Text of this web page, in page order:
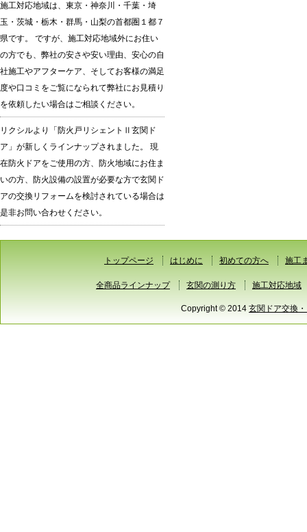
施工対応地域は、東京・神奈川・千葉・埼
玉・茨城・栃木・群馬・山梨の首都圏１都７
県です。 ですが、施工対応地域外にお住い
の方でも、弊社の安さや安い理由、安心の自
社施工やアフターケア、そしてお客様の満足
度や口コミをご覧になられて弊社にお見積り
を依頼したい場合はご相談ください。
リクシルより「防火戸リシェントⅡ玄関ド
ア」が新しくラインナップされました。 現
在防火ドアをご使用の方、防火地域にお住ま
いの方、防火設備の設置が必要な方で玄関ド
アの交換リフォームを検討されている場合は
是非お問い合わせください。
トップページ はじめに 初めての方へ 施工
全商品ラインナップ 玄関の測り方 施工対応地域
Copyright © 2014 玄関ドア交換